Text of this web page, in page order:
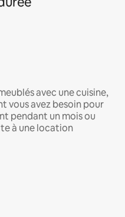
avec une cuisine,
vous avez besoin pour
pendant un mois ou
à une location